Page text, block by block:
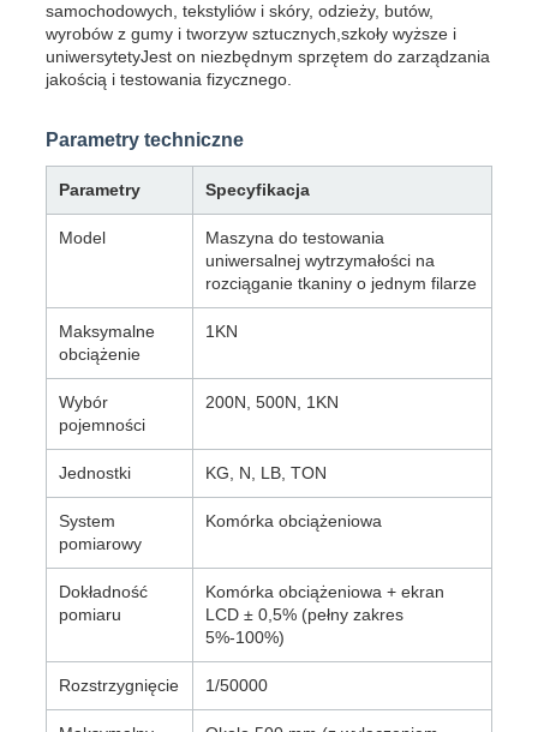
samochodowych, tekstyliów i skóry, odzieży, butów,
wyrobów z gumy i tworzyw sztucznych,szkoły wyższe i
uniwersytetyJest on niezbędnym sprzętem do zarządzania
jakością i testowania fizycznego.
Parametry techniczne
Parametry Specyfikacja
Model
Maszyna do testowania
uniwersalnej wytrzymałości na
rozciąganie tkaniny o jednym filarze
Maksymalne
obciążenie
1KN
Wybór
pojemności
200N, 500N, 1KN
Jednostki KG, N, LB, TON
System
pomiarowy
Komórka obciążeniowa
Dokładność
pomiaru
Komórka obciążeniowa + ekran
LCD ± 0,5% (pełny zakres
5%-100%)
Rozstrzygnięcie 1/50000